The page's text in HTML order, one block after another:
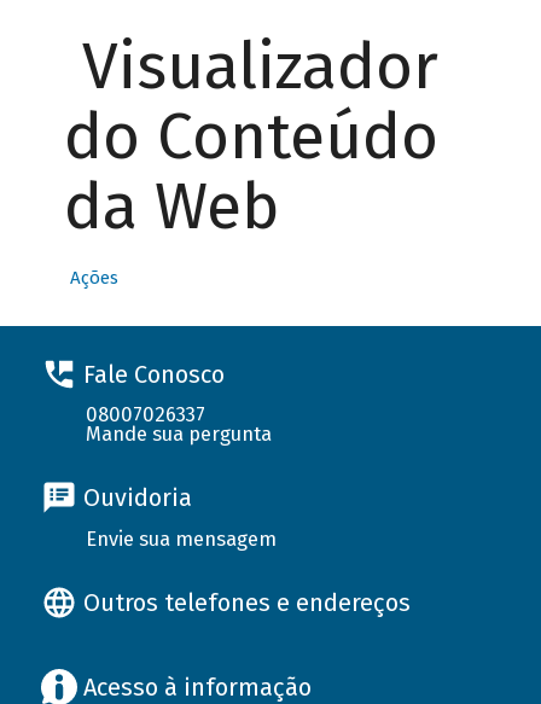
Visualizador
do Conteúdo
da Web
Ações
Fale Conosco
08007026337
Mande sua pergunta
Ouvidoria
Envie sua mensagem
Outros telefones e endereços
Acesso à informação